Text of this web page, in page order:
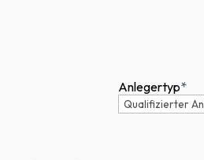
Anlegertyp*